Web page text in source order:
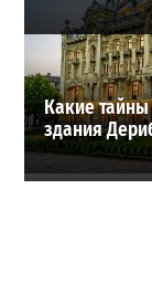
Какие
здания